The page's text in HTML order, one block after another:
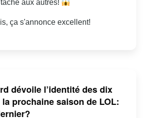
aux autres!
ça s'annonce excellent!
dévoile l’identité des dix
prochaine saison de LOL: